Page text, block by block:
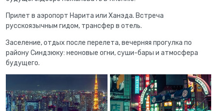
Прилет в аэропорт Нарита или Ханэда. Встреча
русскоязычным гидом, трансфер в отель.
Заселение, отдых после перелета, вечерняя прогулка по
району Синдзюку: неоновые огни, суши-бары и атмосфера
будущего.